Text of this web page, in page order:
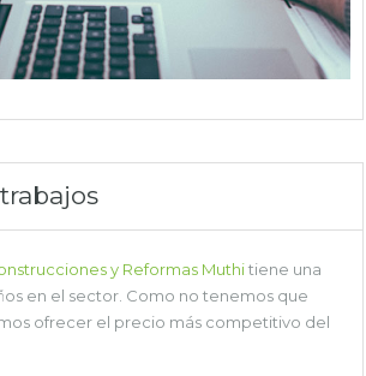
y Reformas Muthitiene una
en el sector. Como no tenemos que
ofrecer el precio más competitivo del